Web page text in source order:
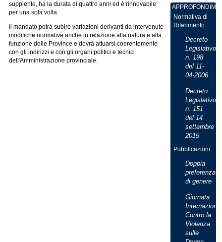
supplente, ha la durata di quattro anni ed è rinnovabile
per una sola volta.
Il mandato potrà subire variazioni derivanti da intervenute
modifiche normative anche in relazione alla natura e alla
funzione delle Province e dovrà attuarsi coerentemente
con gli indirizzi e con gli organi politici e tecnici
dell'Amministrazione provinciale.
Normativa di
Riferimento
Decreto
Legislativo
n. 198
del 11-
04-2006
Decreto
Legislativo
n. 151
del 14
settembre
2015
Pubblicazioni
Doppia
preferenza
di genere
Giornata
Contro la
Violenza
sulle